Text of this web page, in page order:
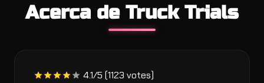
Acerca de Truck Trials
4.1/5 (1123 votes)